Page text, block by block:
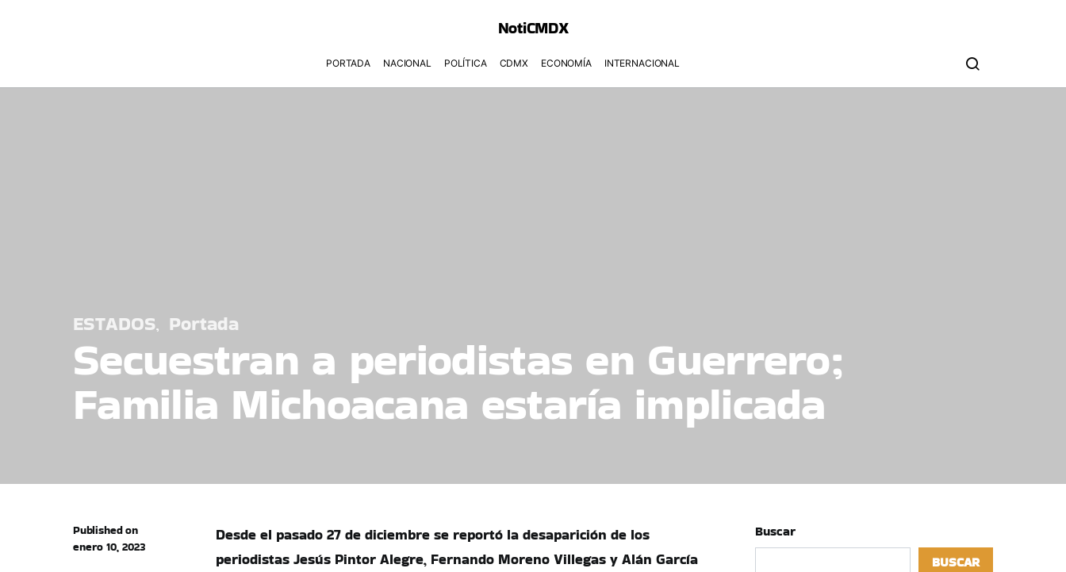
NotiCMDX
PORTADA NACIONAL POLÍTICA CDMX ECONOMÍA INTERNACIONAL
ESTADOS Portada
Secuestran a periodistas en Guerrero;
Familia Michoacana estaría implicada
Published on
enero 10, 2023
Desde el pasado 27 de diciembre se reportó la desaparición de los
periodistas Jesús Pintor Alegre, Fernando Moreno Villegas y Alán García
Buscar
BUSCAR